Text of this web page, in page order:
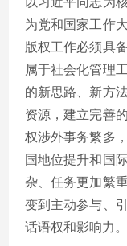
为党和国家工作
版权工作必须具
属于社会化管理
的新思路、新方
资源，建立完善
权涉外事务繁多
国地位提升和国
杂、任务更加繁
变到主动参与、
话语权和影响力。